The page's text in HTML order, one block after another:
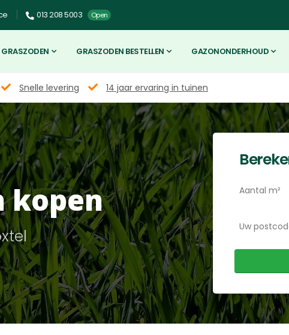
013 208 5003 Open
GRASZODEN GRASZODEN BESTELLEN GAZONONDERHOUD
Snelle levering 14 jaar ervaring in tuinen
kopen Aantal m²
Uw